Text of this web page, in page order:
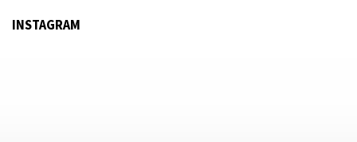
INSTAGRAM